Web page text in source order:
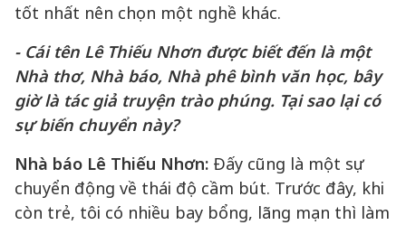
tốt nhất nên chọn một nghề khác.
- Cái tên Lê Thiếu Nhơn được biết đến là một
Nhà thơ, Nhà báo, Nhà phê bình văn học, bây
giờ là tác giả truyện trào phúng. Tại sao lại có
sự biến chuyển này?
Nhà báo Lê Thiếu Nhơn: Đấy cũng là một sự
chuyển động về thái độ cầm bút. Trước đây, khi
còn trẻ, tôi có nhiều bay bổng, lãng mạn thì làm